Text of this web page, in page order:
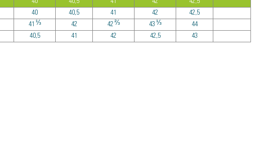
40 40,5 41 42
42,5
40 40,5 41 42
42,5
41 ⅓ 42 42 ⅔ 43 ⅓
44
40,5 41 42 42,5 43